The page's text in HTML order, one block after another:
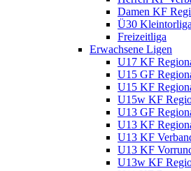
Damen KF
Ü30 Kleintorliga
Freizeitliga
Erwachsene Ligen
U17 KF
U15 GF
U15 KF
U15w KF
U13 GF
U13 KF
U13 KF
U13 KF
U13w KF